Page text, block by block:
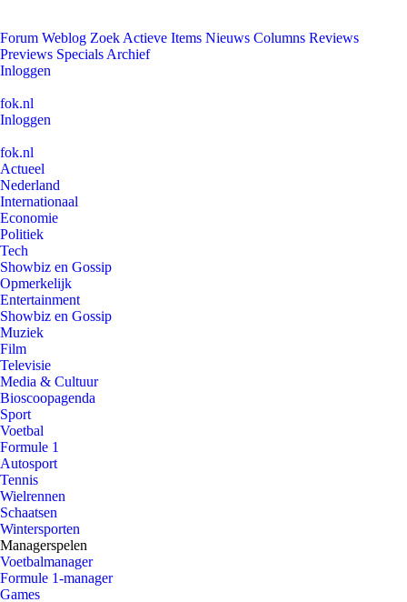
Forum Weblog Zoek Actieve Items Nieuws Columns Reviews
Previews Specials Archief
Inloggen
fok.nl
Inloggen
fok.nl
Actueel
Nederland
Internationaal
Economie
Politiek
Tech
Showbiz en Gossip
Opmerkelijk
Entertainment
Showbiz en Gossip
Muziek
Film
Televisie
Media & Cultuur
Bioscoopagenda
Sport
Voetbal
Formule 1
Autosport
Tennis
Wielrennen
Schaatsen
Wintersporten
Managerspelen
Voetbalmanager
Formule 1-manager
Games